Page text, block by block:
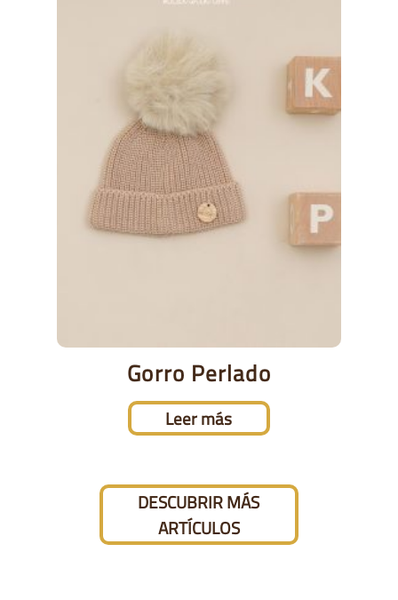
Gorro Perlado
Leer más
DESCUBRIR MÁS
ARTÍCULOS